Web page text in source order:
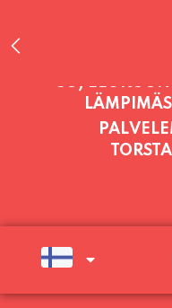
AVOINNA
SU) ELOKUUN